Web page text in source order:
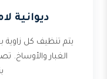
ديوانية
يتم تنظيف كل زاوية
الغبار والأوساخ.